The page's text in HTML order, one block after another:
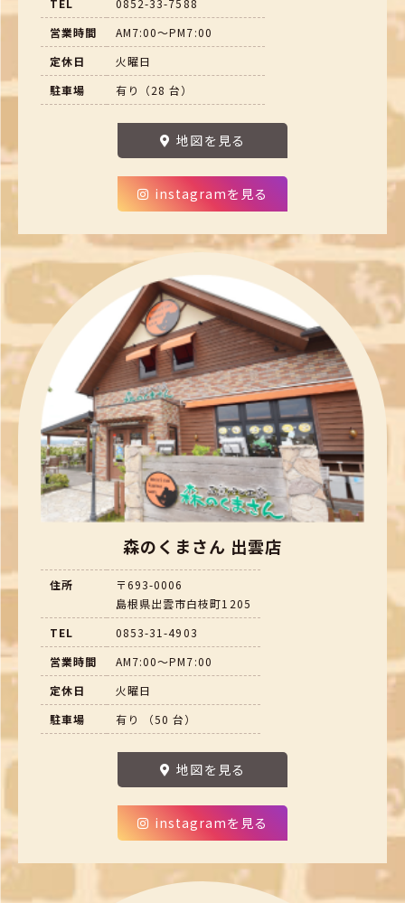
TEL
0852-33-7588
営業時間
AM7:00～PM7:00
定休日
火曜日
駐車場
有り（28 台）
地図を見る
instagramを見る
森のくまさん 出雲店
住所
〒693-0006
島根県出雲市白枝町1205
TEL
0853-31-4903
営業時間
AM7:00～PM7:00
定休日
火曜日
駐車場
有り （50 台）
地図を見る
instagramを見る